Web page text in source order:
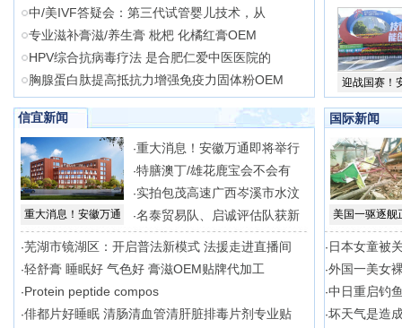
中/美IVF答疑会：第三代试管婴儿技术，从
专业滋补膏滋/养生膏 枇杷 化橘红膏OEM
HPV综合抗病毒疗法 是合肥仁爱中医医院的
胸腺蛋白肽提高抵抗力增强免疫力固体粉OEM
迎战国赛！
信宜新闻
重大消息！安徽万通
·重大消息！安徽万通即将举行
·特膳澳丁/雄花鹿宝会不会有
·实拍包茂高速广西岑溪市水汶
·名泰贸易队、启诚评估队获新
·芜湖市镜湖区：开启普法新模式 法援走进直播间
·轻舒膏 睡眠好 气色好 膏滋OEM贴牌代加工
·Protein peptide compos
·俳都片好睡眠 清肠清血管清肝脏排毒片剂专业贴
国际新闻
美国一驱逐舰
· 日本女童被
·外国一美女
·中日重启钓
·坏天气是造